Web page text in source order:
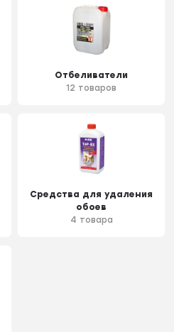
Отбеливатели
12 товаров
Средства для удаления
обоев
4 товара